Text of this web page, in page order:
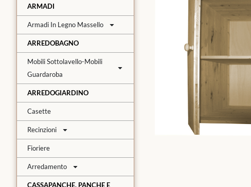
ARMADI
Armadi In Legno Massello
ARREDOBAGNO
Mobili Sottolavello-Mobili
Guardaroba
ARREDOGIARDINO
Casette
Recinzioni
Fioriere
Arredamento
CASSAPANCHE, PANCHE E